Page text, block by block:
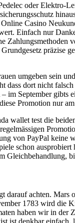
oder
Casino
Einfach nur
umgeben sein
dort nicht
im September
Promotion nur
test die
von PayPal
schon
Gleichbehandlung,
darauf achten.
1783 wird
haben wir in der